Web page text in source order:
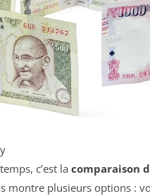
c’est la comparaison
montre plusieurs options :